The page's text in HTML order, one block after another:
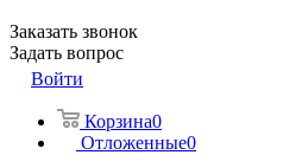
Заказать звонок
Задать вопрос
Войти
Корзина0
Отложенные0